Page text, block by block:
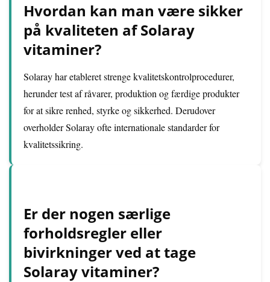
Hvordan kan man være sikker
på kvaliteten af Solaray
vitaminer?
Solaray har etableret strenge kvalitetskontrolprocedurer,
herunder test af råvarer, produktion og færdige produkter
for at sikre renhed, styrke og sikkerhed. Derudover
overholder Solaray ofte internationale standarder for
kvalitetssikring.
Er der nogen særlige
forholdsregler eller
bivirkninger ved at tage
Solaray vitaminer?